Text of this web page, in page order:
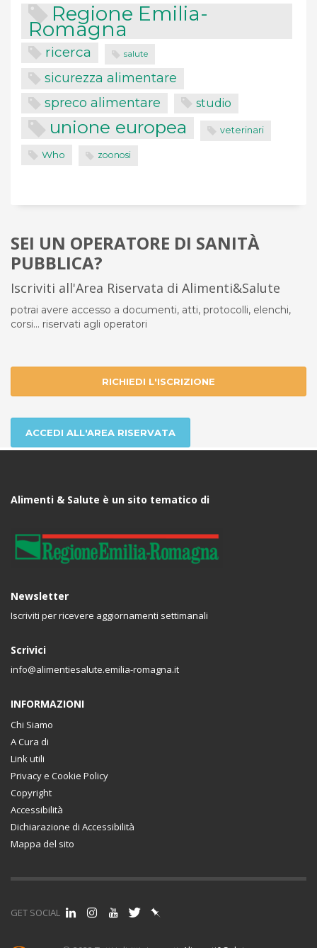
Regione Emilia-
Romagna
ricerca salute
sicurezza alimentare
spreco alimentare studio
unione europea veterinari
Who zoonosi
SEI UN OPERATORE DI SANITÀ
PUBBLICA?
Iscriviti all'Area Riservata di Alimenti&Salute
potrai avere accesso a documenti, atti, protocolli, elenchi,
corsi... riservati agli operatori
RICHIEDI L'ISCRIZIONE
ACCEDI ALL'AREA RISERVATA
Alimenti & Salute è un sito tematico di
Newsletter
Iscriviti per ricevere aggiornamenti settimanali
Scrivici
info@alimentiesalute.emilia-romagna.it
INFORMAZIONI
Chi Siamo
A Cura di
Link utili
Privacy e Cookie Policy
Copyright
Accessibilità
Dichiarazione di Accessibilità
Mappa del sito
GET SOCIAL